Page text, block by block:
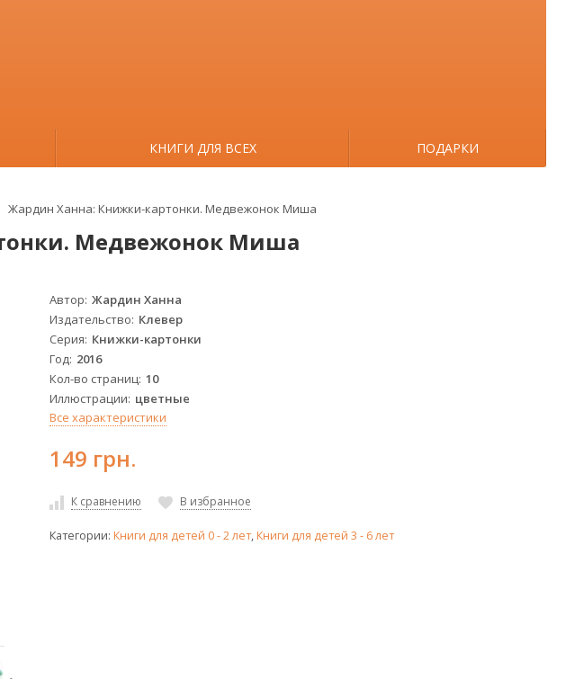
КНИГИ ДЛЯ ВСЕХ ПОДАРКИ
Жардин Ханна: Книжки-картонки. Медвежонок Миша
Медвежонок Миша
Автор Жардин Ханна
Издательство Клевер
Серия Книжки-картонки
Год 2016
Кол-во страниц 10
Иллюстрации цветные
Все характеристики
149 грн.
К сравнению В избранное
Категории:Книги для детей 0 - 2 лет,Книги для детей 3 - 6 лет